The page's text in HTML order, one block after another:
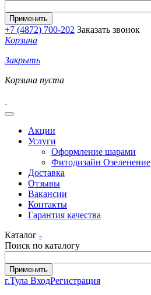
+7 (4872) 700-202 Заказать звонок
Корзина
Закрыть
Корзина пуста
Акции
Услуги
Оформление шарами
Фитодизайн Озеленение
Доставка
Отзывы
Вакансии
Контакты
Гарантия качества
Каталог -
Поиск по каталогу
г.Тула ВходРегистрация